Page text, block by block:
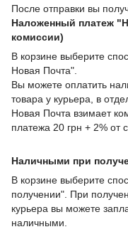
После отправки вы
Наложенный платеж
комиссии)
В корзине выберите
Новая Почта".
Вы можете оплатить
товара у курьера, в
Новая Почта взимает
платежа 20 грн + 2% от
Наличными при
В корзине выберите
получении". При
курьера вы можете
наличными.